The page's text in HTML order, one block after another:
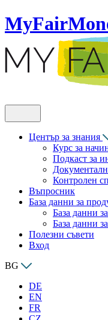
Център за знания
Курс за
Подкаст за
Контролен
Въпросник
База данни за
База данни
База данни
Полезни съвети
Вход
BG
DE
EN
FR